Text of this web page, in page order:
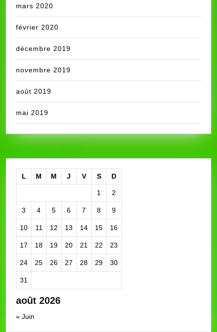
mars 2020
février 2020
décembre 2019
novembre 2019
août 2019
mai 2019
août 2026
L M M J V S D
1 2
3 4 5 6 7 8 9
10 11 12 13 14 15 16
17 18 19 20 21 22 23
24 25 26 27 28 29 30
31
« Juin